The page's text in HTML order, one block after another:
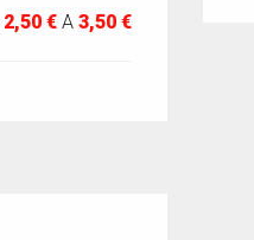
2,50 € A3,50 €